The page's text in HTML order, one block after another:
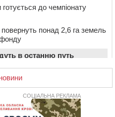
до чемпіонату
понад 2,6 га земель
фонду
в останню путь
екоінспектори натрапили на
яку на пішохідному переході
автівка
СОЦІАЛЬНА РЕКЛАМА